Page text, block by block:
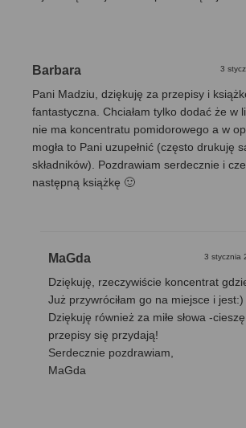
Barbara 3
Pani Madziu, dziękuję za przepisy i
fantastyczna. Chciałam tylko dodać że w
nie ma koncentratu pomidorowego a w
mogła to Pani uzupełnić (często drukuję
składników). Pozdrawiam serdecznie i
następną książkę 🙂
MaGda 3 stycznia
Dziękuję, rzeczywiście koncentrat
Już przywróciłam go na miejsce i jest:)
Dziękuję również za miłe słowa -
przepisy się przydają!
Serdecznie pozdrawiam,
MaGda